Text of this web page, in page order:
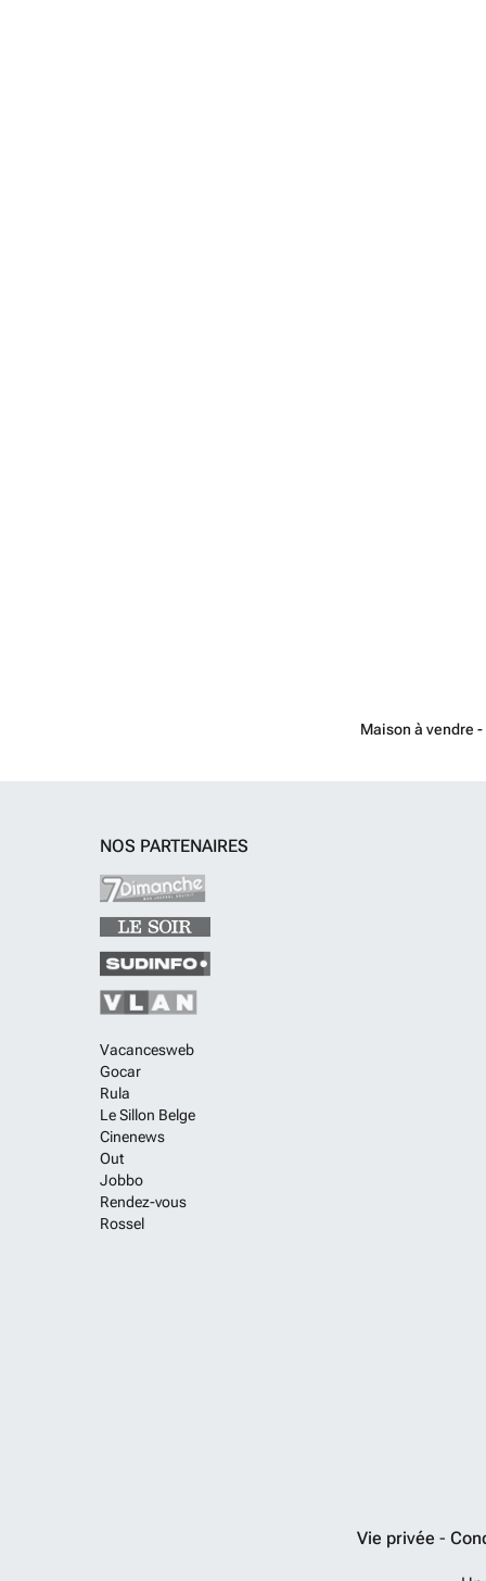
Maison à vendre -
NOS PARTENAIRES
Vacancesweb
Gocar
Rula
Le Sillon Belge
Cinenews
Out
Jobbo
Rendez-vous
Rossel
Vie privée -